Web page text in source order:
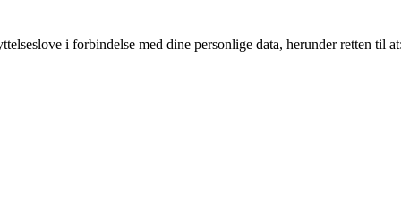
i forbindelse med dine personlige data, herunder retten til